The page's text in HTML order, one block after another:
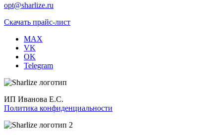
opt@sharlize.ru
Скачать прайс-лист
MAX
VK
OK
Telegram
ИП Иванова Е.С.
Политика конфиденциальности